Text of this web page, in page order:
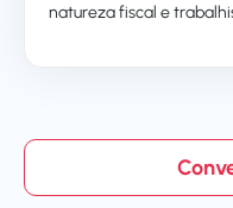
natureza fiscal e